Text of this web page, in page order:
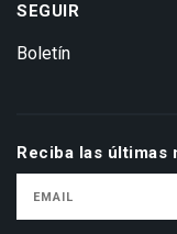
SEGUIR
Boletín
Reciba las